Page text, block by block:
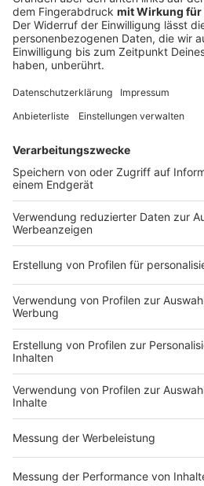
erwartet - so lautet die
knapp 150.000 davon allein am
Ferienwochenende. Türkei,
die beliebtesten Reiseziele.
Auch dieser Flughafen kündigt
an Wochenenden zu längeren
den Kontrollen könnte es etwas
als noch in den Sommerferien.
Passagierkontrollen zuständige
Maßnahmen ergriffen und setzt
zweiten Dienstleister für die
der Airport. Die allgemeine
Regel öffnet der Check-In am
Stunden vor dem Abflug. Es
für Check-In und
mindestens einzuplanen und
zur Sicherheitskontrolle zu
sich vor Abflug über die
Autor: Joachim Schultheis
Anzeige